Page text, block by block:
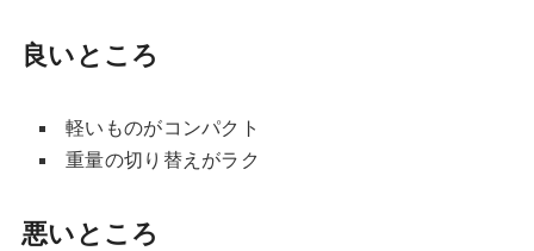
良いところ
軽いものがコンパクト
重量の切り替えがラク
悪いところ